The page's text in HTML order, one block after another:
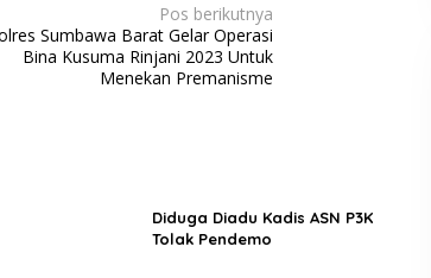
Pos berikutnya
Sumbawa Barat Gelar Operasi
Bina Kusuma Rinjani 2023 Untuk
Menekan Premanisme
Diduga Diadu Kadis ASN P3K
Tolak Pendemo